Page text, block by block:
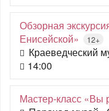
Обзорная
Енисейской»
12+
Краеведческий
14:00
Мастер-класс «Вы